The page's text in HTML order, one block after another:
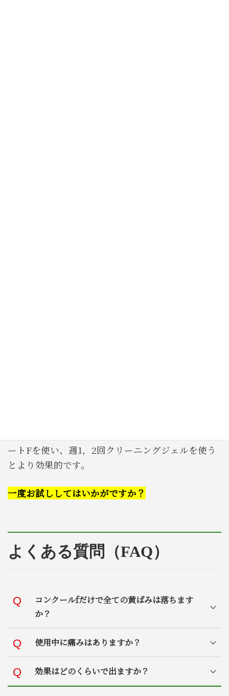
ートFを使い、週1，2回クリーニングジェルを使う
とより効果的です。
一度お試ししてはいかがですか？
よくある質問（FAQ）
コンクールfだけで全ての黄ばみは落ちます
か？
使用中に痛みはありますか？
効果はどのくらいで出ますか？